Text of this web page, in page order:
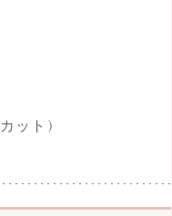
ット)